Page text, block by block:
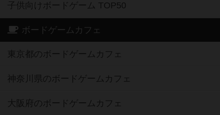
子供向けボードゲーム TOP50
ボードゲームカフェ
東京都のボードゲームカフェ
神奈川県のボードゲームカフェ
大阪府のボードゲームカフェ